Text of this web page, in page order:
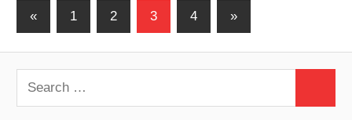
Posts
«Previous
Posts
1 2 3 4
Next
Posts
»
Search
for: